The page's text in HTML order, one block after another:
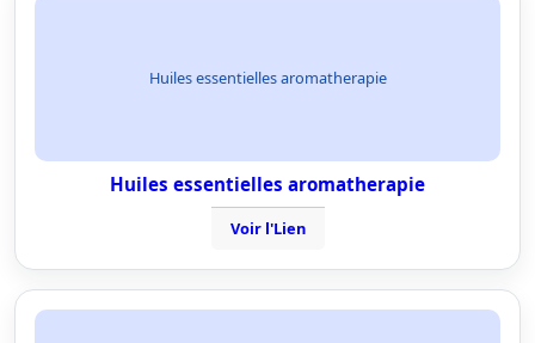
Huiles essentielles aromatherapie
Huiles essentielles aromatherapie
Voir l'Lien